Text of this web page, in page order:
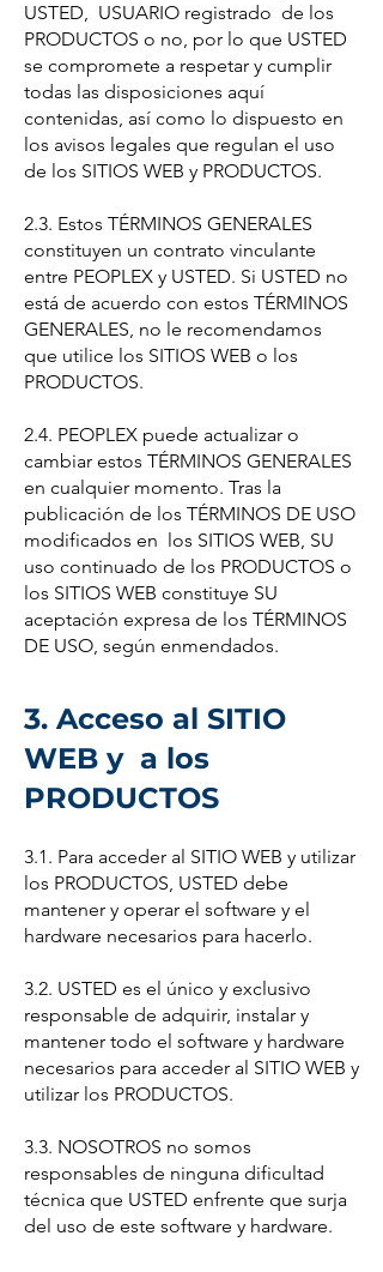
USTED, USUARIO registrado de los
PRODUCTOS o no, por lo que USTED
se compromete a respetar y cumplir
todas las disposiciones aquí
contenidas, así como lo dispuesto en
los avisos legales que regulan el uso
de los SITIOS WEB y PRODUCTOS.
2.3. Estos TÉRMINOS GENERALES
constituyen un contrato vinculante
entre PEOPLEX y USTED. Si USTED no
está de acuerdo con estos TÉRMINOS
GENERALES, no le recomendamos
que utilice los SITIOS WEB o los
PRODUCTOS.
2.4. PEOPLEX puede actualizar o
cambiar estos TÉRMINOS GENERALES
en cualquier momento. Tras la
publicación de los TÉRMINOS DE USO
modificados en los SITIOS WEB, SU
uso continuado de los PRODUCTOS o
los SITIOS WEB constituye SU
aceptación expresa de los TÉRMINOS
DE USO, según enmendados.
3. Acceso al SITIO
WEB y a los
PRODUCTOS
3.1. Para acceder al SITIO WEB y utilizar
los PRODUCTOS, USTED debe
mantener y operar el software y el
hardware necesarios para hacerlo.
3.2. USTED es el único y exclusivo
responsable de adquirir, instalar y
mantener todo el software y hardware
necesarios para acceder al SITIO WEB y
utilizar los PRODUCTOS.
3.3. NOSOTROS no somos
responsables de ninguna dificultad
técnica que USTED enfrente que surja
del uso de este software y hardware.